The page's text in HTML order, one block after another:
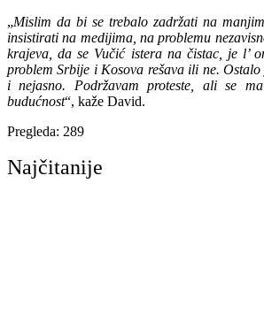
„Mislim da bi se trebalo zadržati na
insistirati na medijima, na problemu
krajeva, da se Vučić istera na čistac, je l’
problem Srbije i Kosova rešava ili ne.
i nejasno. Podržavam proteste, ali se
budućnost“, kaže David.
Pregleda: 289
Najčitanije